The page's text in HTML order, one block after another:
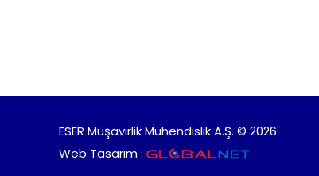
ESER Müşavirlik Mühendislik A.Ş. © 2026
Web Tasarım :